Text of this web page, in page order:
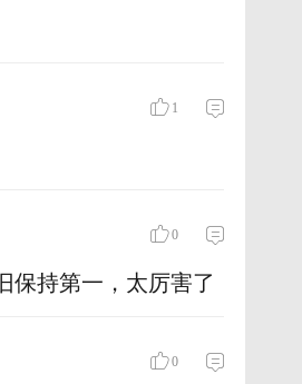
1
0
保持第一，太厉害了
0